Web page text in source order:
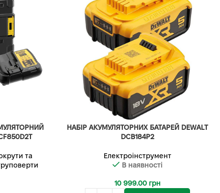
та
НАБІР АКУМУЛЯТОРНИХ БАТАРЕЙ DEWALT
DCB184P2
Електроінструмент
В наявності
10 999.00 грн